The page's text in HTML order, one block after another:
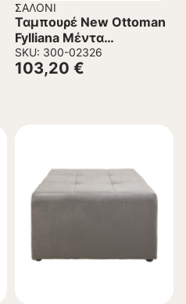
ΣΑΛΌΝΙ
Ταμπουρέ New Ottoman
Fylliana Μέντα
100x50x40 εκ.
SKU: 300-02326
103,20 €